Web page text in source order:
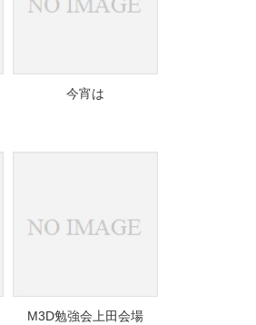
今宵は
M3D勉強会上田会場